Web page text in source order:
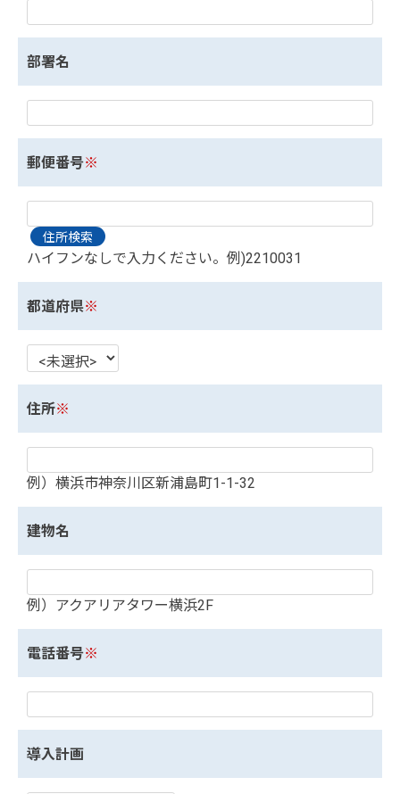
部署名
郵便番号※
ハイフンなしで入力ください。例)2210031
都道府県※
住所※
例）横浜市神奈川区新浦島町1-1-32
建物名
例）アクアリアタワー横浜2F
電話番号※
導入計画